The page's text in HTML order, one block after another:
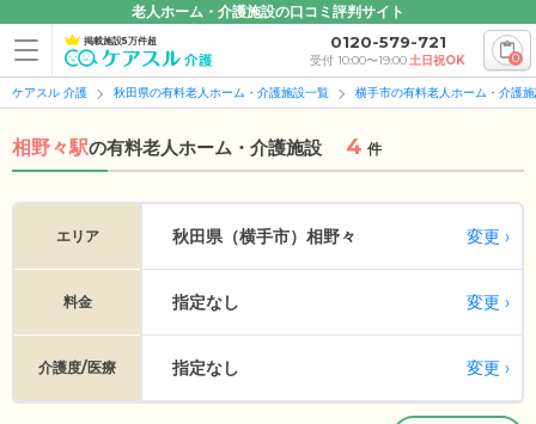
老人ホーム・介護施設の口コミ評判サイト
掲載施設5万件超 0120-579-721
受付 10:00〜19:00土日祝OK 0
ケアスル 介護 秋田県の有料老人ホーム・介護施設一覧 横手市の有料老人ホーム・介護
相野々駅の有料老人ホーム・介護施設 4 件
エリア 秋田県（横手市） 相野々 変更
料金 指定なし 変更
介護度/医療 指定なし 変更